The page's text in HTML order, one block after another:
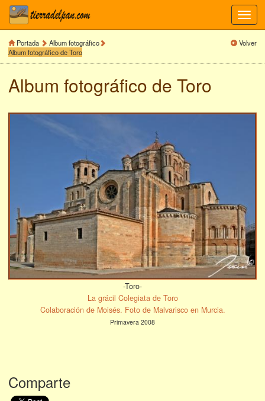
Portada
Album fotográfico
Album fotográfico de Toro
Volver
Album fotográfico de Toro
-Toro-
La grácil Colegiata de Toro
Colaboración de Moisés. Foto de Malvarisco en Murcia.
Primavera 2008
Comparte